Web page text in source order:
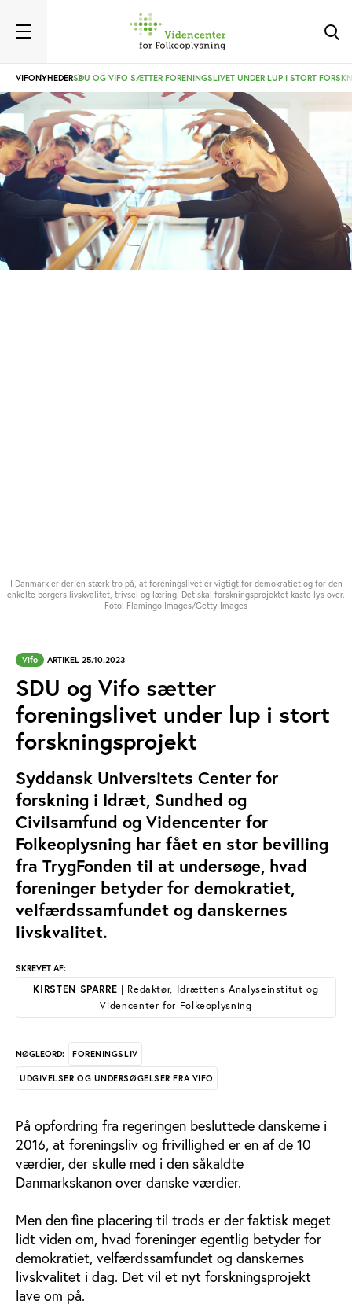
VIFONYHEDERSDU OG VIFO SÆTTER FORENINGSLIVET UNDER LUP I STORT
I Danmark er der en stærk tro på, at foreningslivet er vigtigt for demokratiet og for den
enkelte borgers livskvalitet, trivsel og læring. Det skal forskningsprojektet kaste lys over.
Foto: Flamingo Images/Getty Images
Vifo ARTIKEL 25.10.2023
SDU og Vifo sætter
foreningslivet under lup i stort
forskningsprojekt
Syddansk Universitets Center for
forskning i Idræt, Sundhed og
Civilsamfund og Videncenter for
Folkeoplysning har fået en stor bevilling
fra TrygFonden til at undersøge, hvad
foreninger betyder for demokratiet,
velfærdssamfundet og danskernes
livskvalitet.
SKREVET AF:
KIRSTEN SPARRE | Redaktør, Idrættens Analyseinstitut og
Videncenter for Folkeoplysning
NØGLEORD: FORENINGSLIV
UDGIVELSER OG UNDERSØGELSER FRA VIFO
På opfordring fra regeringen besluttede danskerne i
2016, at foreningsliv og frivillighed er en af de 10
værdier, der skulle med i den såkaldte
Danmarkskanon over danske værdier.
Men den fine placering til trods er der faktisk meget
lidt viden om, hvad foreninger egentlig betyder for
demokratiet, velfærdssamfundet og danskernes
livskvalitet i dag. Det vil et nyt forskningsprojekt
lave om på.